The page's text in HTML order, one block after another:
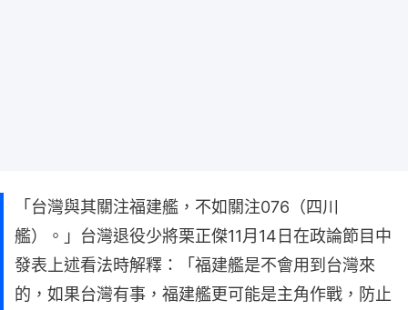
「台灣與其關注福建艦，不如關注076（四川
艦）。」台灣退役少將栗正傑11月14日在政論節目中
發表上述看法時解釋：「福建艦是不會用到台灣來
的，如果台灣有事，福建艦更可能是主角作戰，防止